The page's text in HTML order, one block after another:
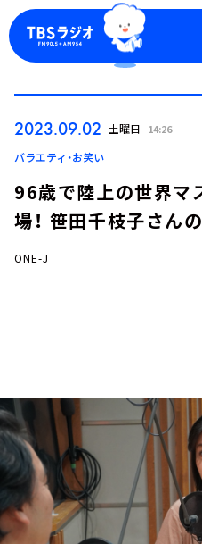
ログイン
お知らせ
イベント・グッズ
YouTube
会社情報
2023.09.02 土曜日 14:26
バラエティ・お笑い
96歳で陸上の世界マ
場！ 笹田千枝子さん
ONE-J